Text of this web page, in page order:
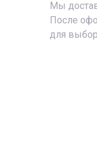
Мы
После
для